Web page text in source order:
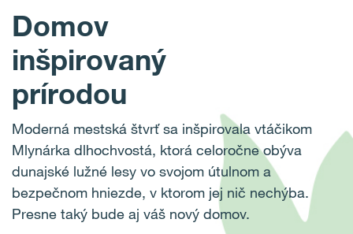
Domov
inšpirovaný
prírodou
Moderná mestská štvrť sa inšpirovala vtáčikom
Mlynárka dlhochvostá, ktorá celoročne obýva
dunajské lužné lesy vo svojom útulnom a
bezpečnom hniezde, v ktorom jej nič nechýba.
Presne taký bude aj váš nový domov.